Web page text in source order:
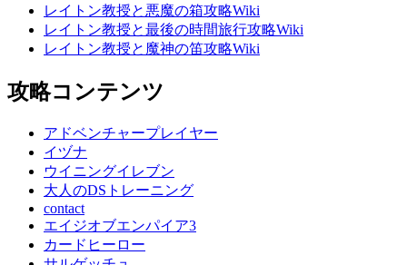
レイトン教授と悪魔の箱攻略Wiki
レイトン教授と最後の時間旅行攻略Wiki
レイトン教授と魔神の笛攻略Wiki
攻略コンテンツ
アドベンチャープレイヤー
イヅナ
ウイニングイレブン
大人のDSトレーニング
contact
エイジオブエンパイア3
カードヒーロー